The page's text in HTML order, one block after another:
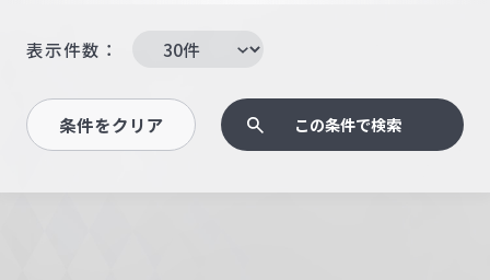
表示件数：
条件をクリア この条件で検索